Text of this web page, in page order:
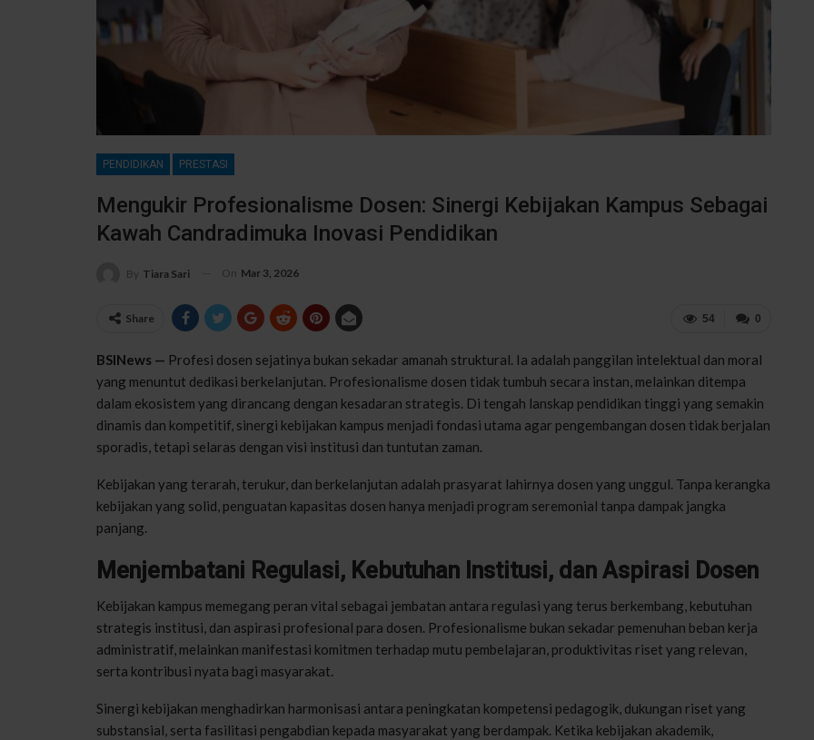
PENDIDIKAN PRESTASI
Mengukir Profesionalisme Dosen: Sinergi Kebijakan Kampus Sebagai
Kawah Candradimuka Inovasi Pendidikan
By Tiara Sari On Mar 3, 2026
0
54
Share
BSINews — Profesi dosen sejatinya bukan sekadar amanah struktural. Ia adalah panggilan intelektual dan moral
yang menuntut dedikasi berkelanjutan. Profesionalisme dosen tidak tumbuh secara instan, melainkan ditempa
dalam ekosistem yang dirancang dengan kesadaran strategis. Di tengah lanskap pendidikan tinggi yang semakin
dinamis dan kompetitif, sinergi kebijakan kampus menjadi fondasi utama agar pengembangan dosen tidak berjalan
sporadis, tetapi selaras dengan visi institusi dan tuntutan zaman.
Kebijakan yang terarah, terukur, dan berkelanjutan adalah prasyarat lahirnya dosen yang unggul. Tanpa kerangka
kebijakan yang solid, penguatan kapasitas dosen hanya menjadi program seremonial tanpa dampak jangka
panjang.
Menjembatani Regulasi, Kebutuhan Institusi, dan Aspirasi Dosen
Kebijakan kampus memegang peran vital sebagai jembatan antara regulasi yang terus berkembang, kebutuhan
strategis institusi, dan aspirasi profesional para dosen. Profesionalisme bukan sekadar pemenuhan beban kerja
administratif, melainkan manifestasi komitmen terhadap mutu pembelajaran, produktivitas riset yang relevan,
serta kontribusi nyata bagi masyarakat.
Sinergi kebijakan menghadirkan harmonisasi antara peningkatan kompetensi pedagogik, dukungan riset yang
substansial, serta fasilitasi pengabdian kepada masyarakat yang berdampak. Ketika kebijakan akademik,